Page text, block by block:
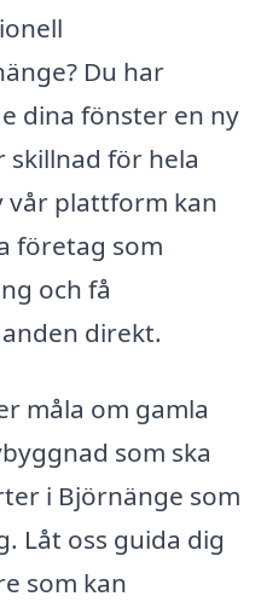
Du har
dina fönster en ny
för hela
vår plattform kan
företag som
och få
direkt.
måla om gamla
som ska
i Björnänge som
Låt oss guida dig
som kan